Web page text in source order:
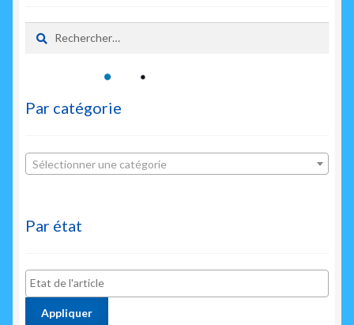
Rechercher :
Par catégorie
Sélectionner une catégorie
Par état
Appliquer